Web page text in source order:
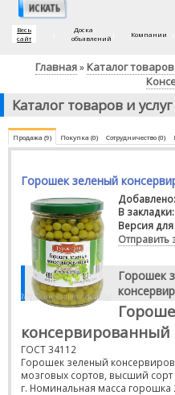
Весь
сайт
Доска
объявлений
Компании
Главная» Каталог товаров
Каталог товаров и услуг
Продажа (9) Покупка (0) Сотрудничество (0)
Горошек зеленый
Добавлено:
В закладки:
Версия для
Отправить
Горошек
ГОСТ 34112
Горошек зеленый
мозговых сортов, высший сорт
г. Номинальная масса горошка